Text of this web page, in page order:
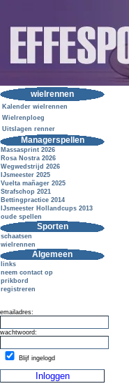
wielrennen
Kalender wielrennen
Wielrenploeg
Uitslagen renner
Managerspellen
Massasprint 2026
Rosa Nostra 2026
Wegwedstrijd 2026
IJsmeester 2025
Vuelta mañager 2025
Strafschop 2021
Bettingpractice 2014
IJsmeester Hollandcups 2013
oude spellen
Sporten
schaatsen
wielrennen
Algemeen
links
neem contact op
prikbord
registreren
emailadres:
wachtwoord:
Blijf ingelogd